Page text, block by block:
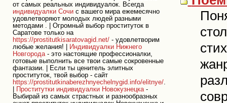
от самых реальных индивидуалок. Всегда
индивидуалки Сочис вашего мира ежемесячно
удовлетворяют молодых людей разными
методами . | Огромный выбор проституток в
Саратове только на
https://prostitutkisaratovagid.net/ - удовлетворим
любые желания! |
Индивидуалки Нижнего
Новгорода- это настоящие профессионалки,
готовые выполнить все твои самые сокровенные
фантазии. | Если ты ценитель элитных
проституток, твой выбор - сайт
https://prostitutkinaberezhnyechelnygid.info/elitnye/.
Проститутки индивидуалки Новокузнецка-
Выбирай из самых страстных и разнообразных